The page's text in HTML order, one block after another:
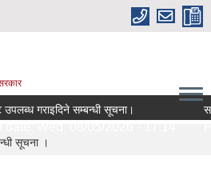
गराइदिने सम्बन्धी सूचना।
सूचना ।